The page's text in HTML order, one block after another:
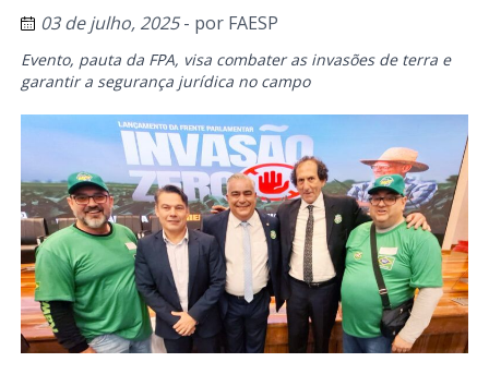
03 de julho, 2025- por FAESP
Evento, pauta da FPA, visa combater as invasões de terra e
garantir a segurança jurídica no campo